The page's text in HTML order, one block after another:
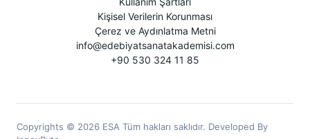
Kişisel Verilerin Korunması
Çerez ve Aydınlatma Metni
info@edebiyatsanatakademisi.com
+90 530 324 11 85
Copyrights © 2026 ESA Tüm hakları saklıdır. Developed By